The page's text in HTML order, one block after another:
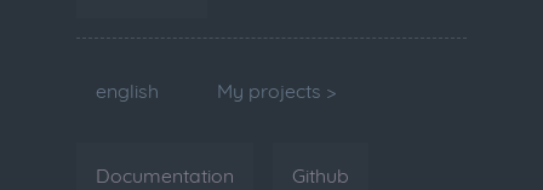
english My projects >
Documentation Github